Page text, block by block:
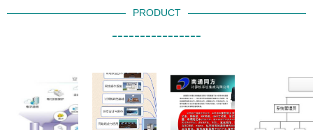
PRODUCT
----------------